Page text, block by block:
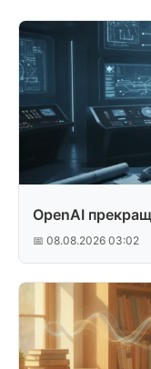
OpenAI
📅 08.08.2026 03:02